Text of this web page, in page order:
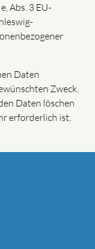
Abs. 3 EU-
Daten
Zweck.
Daten löschen
erforderlich ist.